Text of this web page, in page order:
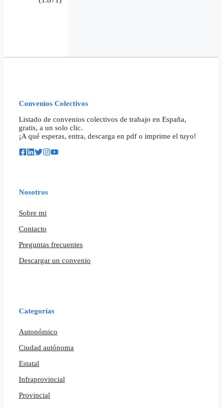
Convenios Colectivos
Listado de convenios colectivos de trabajo en España,
gratis, a un solo clic.
¡A qué esperas, entra, descarga en pdf o imprime el tuyo!
Nosotros
Sobre mi
Contacto
Preguntas frecuentes
Descargar un convenio
Categorías
Autonómico
Ciudad autónoma
Estatal
Infraprovincial
Provincial